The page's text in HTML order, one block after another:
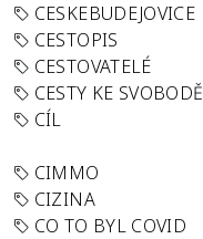
CESKEBUDEJOVICE
CESTOPIS
CESTOVATELÉ
CESTY KE SVOBODĚ
CÍL
CIMMO
CIZINA
CO TO BYL COVID